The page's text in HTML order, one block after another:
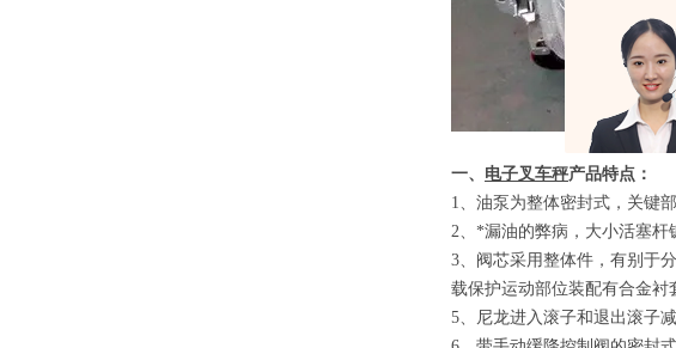
一、 电子叉车秤产品特点 ：
1、 油泵为整体密封式，关键
2、 *漏油的弊病，大小活塞杆
3、 阀芯采用整体件，有别于
载保护运动部位装配有合金衬
5、 尼龙进入滚子和退出滚子